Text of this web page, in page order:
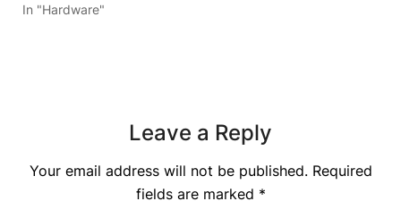
In "Hardware"
Leave a Reply
Your email address will not be published. Required
fields are marked *